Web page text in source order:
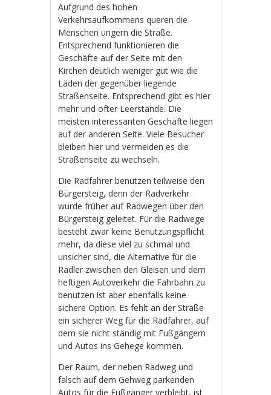
Aufgrund des hohen
Verkehrsaufkommens queren die
Menschen ungern die Straße.
Entsprechend funktionieren die
Geschäfte auf der Seite mit den
Kirchen deutlich weniger gut wie die
Läden der gegenüber liegende
Straßenseite. Entsprechend gibt es hier
mehr und öfter Leerstände. Die
meisten interessanten Geschäfte liegen
auf der anderen Seite. Viele Besucher
bleiben hier und vermeiden es die
Straßenseite zu wechseln.
Die Radfahrer benutzen teilweise den
Bürgersteig, denn der Radverkehr
wurde früher auf Radwegen über den
Bürgersteig geleitet. Für die Radwege
besteht zwar keine Benutzungspflicht
mehr, da diese viel zu schmal und
unsicher sind, die Alternative für die
Radler zwischen den Gleisen und dem
heftigen Autoverkehr die Fahrbahn zu
benutzen ist aber ebenfalls keine
sichere Option. Es fehlt an der Straße
ein sicherer Weg für die Radfahrer, auf
dem sie nicht ständig mit Fußgängern
und Autos ins Gehege kommen.
Der Raum, der neben Radweg und
falsch auf dem Gehweg parkenden
Autos für die Fußgänger verbleibt, ist